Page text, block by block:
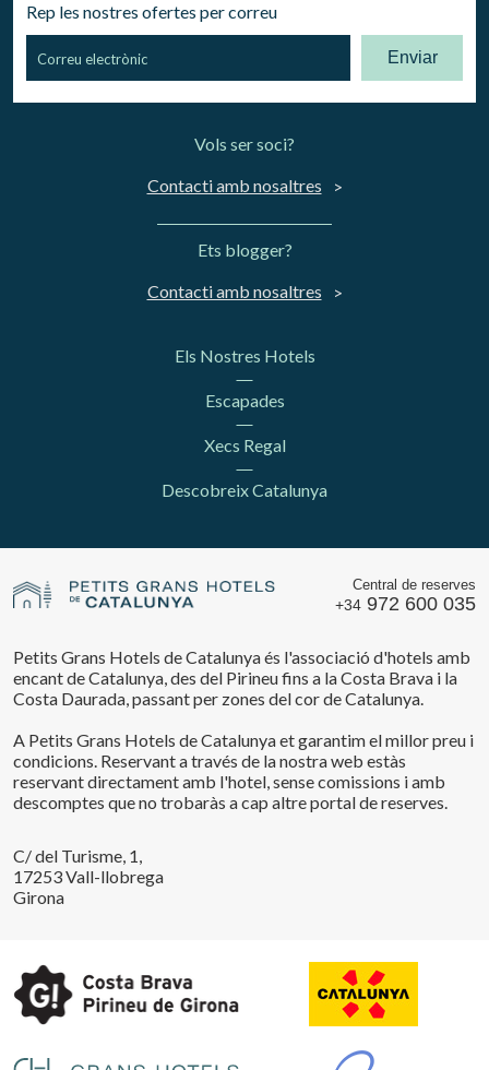
Rep les nostres ofertes per correu
Enviar
Vols ser soci?
Contacti amb nosaltres
Ets blogger?
Contacti amb nosaltres
Els Nostres Hotels
Escapades
Xecs Regal
Descobreix Catalunya
Central de reserves
+34 972 600 035
Petits Grans Hotels de Catalunya és l'associació d'hotels amb
encant de Catalunya, des del Pirineu fins a la Costa Brava i la
Costa Daurada, passant per zones del cor de Catalunya.
A Petits Grans Hotels de Catalunya et garantim el millor preu i
condicions. Reservant a través de la nostra web estàs
reservant directament amb l'hotel, sense comissions i amb
descomptes que no trobaràs a cap altre portal de reserves.
C/ del Turisme, 1,
17253 Vall-llobrega
Girona